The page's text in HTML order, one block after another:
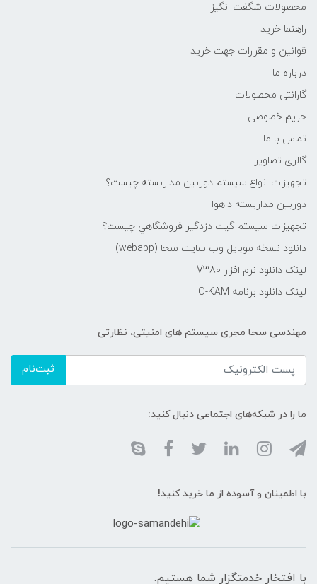
محصولات شگفت انگیز
راهنما خرید
قوانین و مقررات جهت خرید
درباره ما
گارانتی محصولات
حریم خصوصی
تماس با ما
گالری تصاویر
تجهیزات انواع سیستم دوربین مداربسته چيست؟
دوربین مداربسته داهوا
تجهیزات سیستم گيت دزدگیر فروشگاهي چيست؟
دانلود نسخه موبایل وب سایت سحا (webapp)
لینک دانلود نرم افزار V380
لینک دانلود برنامه O-KAM
مهندسی سحا مجری سیستم های امنیتی، نظارتی
ثبت‌نام
ما را در شبکه‌های اجتماعی دنبال کنید:
با اطمینان و آسوده از ما خرید کنید!
با افتخار خدمتگزار شما هستیم.